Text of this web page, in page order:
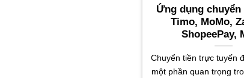
Ứng dụng chuyển
Timo, MoMo,
ShopeePay,
Chuyển tiền trực tuyến
một phần quan trọng